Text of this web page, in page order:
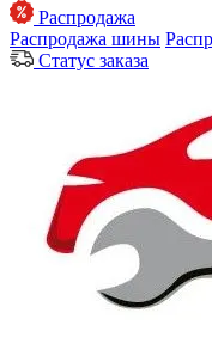
Распродажа
Распродажа шины
Статус заказа